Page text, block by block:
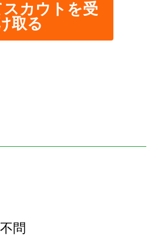
カウトを受
取る